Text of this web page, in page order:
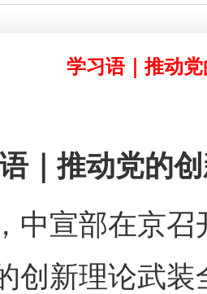
学习语｜推动
推动党的创
宣部在京召
创新理论武